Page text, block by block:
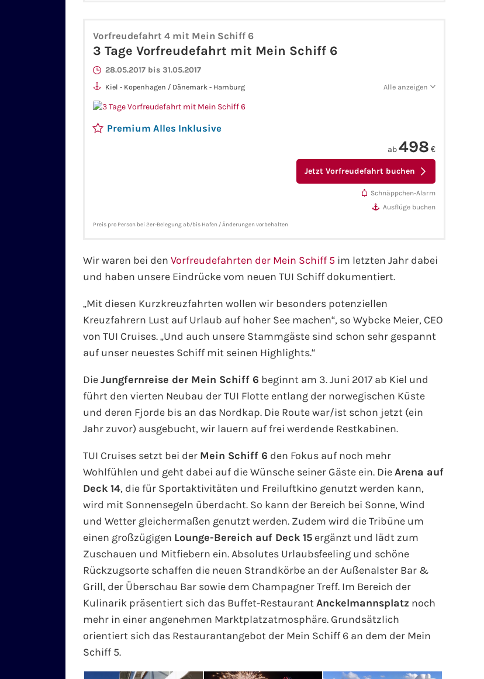
Vorfreudefahrt 4 mit Mein Schiff 6
3 Tage Vorfreudefahrt mit Mein Schiff 6
28.05.2017 bis 31.05.2017
Kiel - Kopenhagen / Dänemark - Hamburg Alle anzeigen
Premium Alles Inklusive
ab498 €
Jetzt Vorfreudefahrt buchen
Schnäppchen-Alarm
Ausflüge buchen
Preis pro Person bei 2er-Belegung ab/bis Hafen / Änderungen vorbehalten
Wir waren bei den Vorfreudefahrten der Mein Schiff 5 im letzten Jahr dabei
und haben unsere Eindrücke vom neuen TUI Schiff dokumentiert.
„Mit diesen Kurzkreuzfahrten wollen wir besonders potenziellen
Kreuzfahrern Lust auf Urlaub auf hoher See machen“, so Wybcke Meier, CEO
von TUI Cruises. „Und auch unsere Stammgäste sind schon sehr gespannt
auf unser neuestes Schiff mit seinen Highlights.“
DieJungfernreise der Mein Schiff 6 beginnt am 3. Juni 2017 ab Kiel und
führt den vierten Neubau der TUI Flotte entlang der norwegischen Küste
und deren Fjorde bis an das Nordkap. Die Route war/ist schon jetzt (ein
Jahr zuvor) ausgebucht, wir lauern auf frei werdende Restkabinen.
TUI Cruises setzt bei der Mein Schiff 6 den Fokus auf noch mehr
Wohlfühlen und geht dabei auf die Wünsche seiner Gäste ein. DieArena auf
Deck 14, die für Sportaktivitäten und Freiluftkino genutzt werden kann,
wird mit Sonnensegeln überdacht. So kann der Bereich bei Sonne, Wind
und Wetter gleichermaßen genutzt werden. Zudem wird die Tribüne um
einen großzügigen Lounge-Bereich auf Deck 15 ergänzt und lädt zum
Zuschauen und Mitfiebern ein. Absolutes Urlaubsfeeling und schöne
Rückzugsorte schaffen die neuen Strandkörbe an der Außenalster Bar &
Grill, der Überschau Bar sowie dem Champagner Treff. Im Bereich der
Kulinarik präsentiert sich das Buffet-RestaurantAnckelmannsplatz noch
mehr in einer angenehmen Marktplatzatmosphäre. Grundsätzlich
orientiert sich das Restaurantangebot der Mein Schiff 6 an dem der Mein
Schiff 5.